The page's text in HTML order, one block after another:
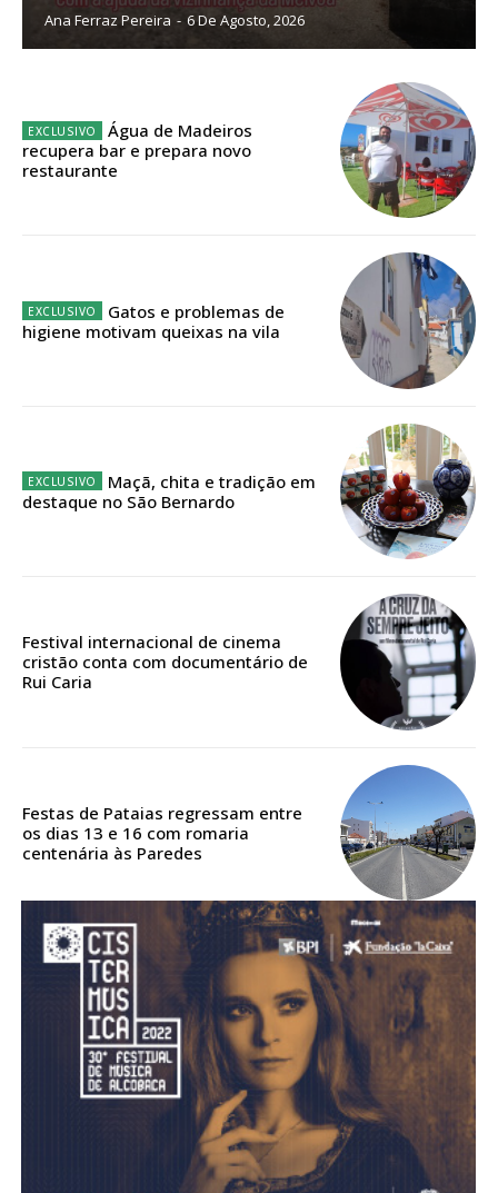
Sendo assinante terá acesso a todos os conteúdos exclusivos e versões
12 meses
Edição em papel entregue à Quinta-feira em sua
Acesso ao conteúdo online
Acesso aos conteúdos Exclusivos para
16€
Acesso ao conteúdo online
Acesso aos conteúdos Exclusivos para
assinantes
Ofertas para assinatura anual
Escolha o plano
Ana Ferraz Pereira - 6 De Agosto, 2026
Água de Madeiros
recupera bar e prepara novo
restaurante
Gatos e problemas de
higiene motivam queixas na vila
Maçã, chita e tradição em
destaque no São Bernardo
Festival internacional de cinema
cristão conta com documentário de
Rui Caria
Festas de Pataias regressam entre
os dias 13 e 16 com romaria
centenária às Paredes